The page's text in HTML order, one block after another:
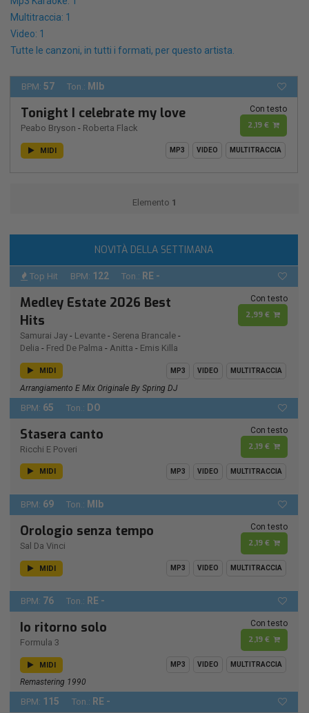
Multitraccia: 1
Video: 1
Tutte le canzoni, in tutti i formati, per questo artista.
BPM: 57 Ton.: MIb
Tonight I celebrate my love
Peabo Bryson - Roberta Flack
Con testo
2,19 €
MIDI MP3 VIDEO MULTITRACCIA
Elemento 1
NOVITÀ DELLA SETTIMANA
Top Hit BPM: 122 Ton.: RE -
Medley Estate 2026 Best
Hits
Samurai Jay - Levante - Serena Brancale -
Delia - Fred De Palma - Anitta - Emis Killa
Con testo
2,99 €
MIDI MP3 VIDEO MULTITRACCIA
Arrangiamento E Mix Originale By Spring DJ
BPM: 65 Ton.: DO
Stasera canto
Ricchi E Poveri
Con testo
2,19 €
MIDI MP3 VIDEO MULTITRACCIA
BPM: 69 Ton.: MIb
Orologio senza tempo
Sal Da Vinci
Con testo
2,19 €
MIDI MP3 VIDEO MULTITRACCIA
BPM: 76 Ton.: RE -
Io ritorno solo
Formula 3
Con testo
2,19 €
MIDI MP3 VIDEO MULTITRACCIA
Remastering 1990
BPM: 115 Ton.: RE -